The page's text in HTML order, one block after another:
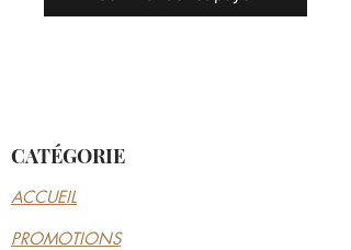
CATÉGORIE
ACCUEIL
PROMOTIONS